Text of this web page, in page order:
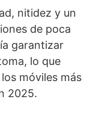
nitidez y un
de poca
garantizar
lo que
móviles más
2025.